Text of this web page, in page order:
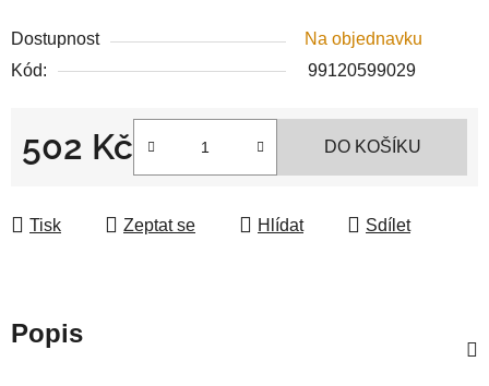
Dostupnost
Na objednavku
Kód:
99120599029
502 Kč DO KOŠÍKU
Tisk Zeptat se Hlídat Sdílet
Popis